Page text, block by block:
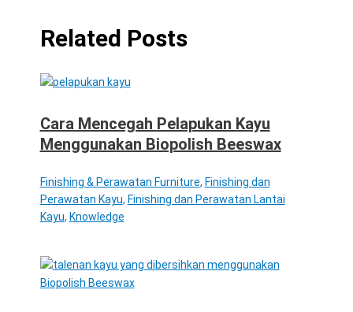
Related Posts
Cara Mencegah Pelapukan Kayu
Menggunakan Biopolish Beeswax
Finishing & Perawatan Furniture, Finishing dan
Perawatan Kayu, Finishing dan Perawatan Lantai
Kayu, Knowledge